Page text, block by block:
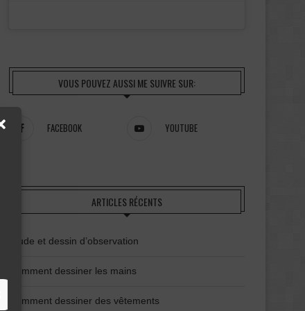
VOUS POUVEZ AUSSI ME SUIVRE SUR:
FACEBOOK YOUTUBE
ARTICLES RÉCENTS
Étude et dessin d’observation
Comment dessiner les mains
Comment dessiner des vêtements